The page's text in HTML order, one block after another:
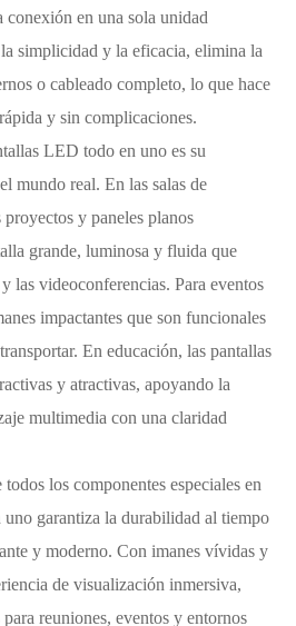
en una sola unidad
simplicidad y la eficacia, elimina la
o cableado completo, lo que hace
y sin complicaciones.
LED todo en uno es su
mundo real. En las salas de
y paneles planos
grande, luminosa y fluida que
las videoconferencias. Para eventos
impactantes que son funcionales
En educación, las pantallas
y atractivas, apoyando la
multimedia con una claridad
los componentes especiales en
garantiza la durabilidad al tiempo
y moderno. Con imanes vívidas y
de visualización inmersiva,
para reuniones, eventos y entornos